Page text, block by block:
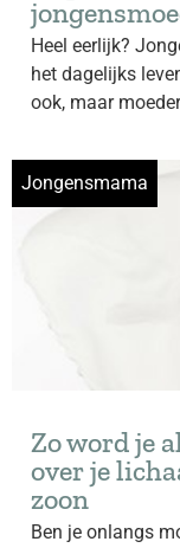
Heel eerlijk?
het dagelijks
ook, maar
Jongensmama
Zo word je
over je
zoon
Ben je onlangs